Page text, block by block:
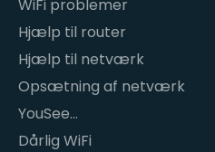
WiFi problemer
Hjælp til router
Hjælp til netværk
Opsætning af netværk
YouSee
internetproblemer
Dårlig WiFi